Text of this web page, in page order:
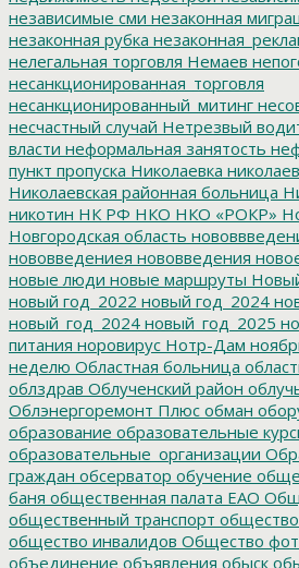
независимые сми незаконная
незаконная рубка
нелегальная торговля Немаев
несанкционированная_торговля
несанкционированный_митинг
несчастный случай Нетрезвый
власти неформальная занятость
пункт пропуска Николаевка
Николаевская районная больница
никотин НК РФ НКО НКО «РОКР»
Новгородская область
нововведениея нововведения
новые люди новые маршруты
новый год_2022 новый год_2024
новый_год_2024 новый_год_2025
питания норовирус Нотр-Дам
неделю Областная больница
облздрав Облученский район
Облэнергоремонт Плюс обман
образование образовательные
образовательные_организации
граждан обсерватор обучение
баня общественная палата ЕАО
общественный транспорт общество
общество инвалидов Общество
объединение объявления обыск